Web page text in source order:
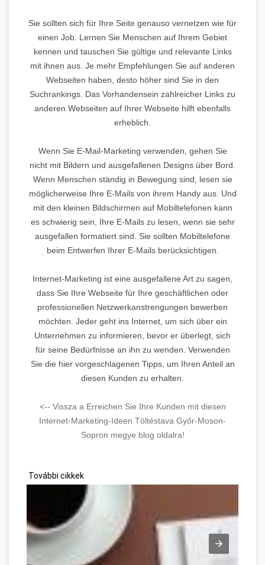
Sie sollten sich für Ihre Seite genauso vernetzen wie für
einen Job. Lernen Sie Menschen auf Ihrem Gebiet
kennen und tauschen Sie gültige und relevante Links
mit ihnen aus. Je mehr Empfehlungen Sie auf anderen
Webseiten haben, desto höher sind Sie in den
Suchrankings. Das Vorhandensein zahlreicher Links zu
anderen Webseiten auf Ihrer Webseite hilft ebenfalls
erheblich.
Wenn Sie E-Mail-Marketing verwenden, gehen Sie
nicht mit Bildern und ausgefallenen Designs über Bord.
Wenn Menschen ständig in Bewegung sind, lesen sie
möglicherweise Ihre E-Mails von ihrem Handy aus. Und
mit den kleinen Bildschirmen auf Mobiltelefonen kann
es schwierig sein, Ihre E-Mails zu lesen, wenn sie sehr
ausgefallen formatiert sind. Sie sollten Mobiltelefone
beim Entwerfen Ihrer E-Mails berücksichtigen.
Internet-Marketing ist eine ausgefallene Art zu sagen,
dass Sie Ihre Webseite für Ihre geschäftlichen oder
professionellen Netzwerkanstrengungen bewerben
möchten. Jeder geht ins Internet, um sich über ein
Unternehmen zu informieren, bevor er überlegt, sich
für seine Bedürfnisse an ihn zu wenden. Verwenden
Sie die hier vorgeschlagenen Tipps, um Ihren Anteil an
diesen Kunden zu erhalten.
<-- Vissza a Erreichen Sie Ihre Kunden mit diesen
Internet-Marketing-Ideen Töltéstava Győr-Moson-
Sopron megye blog oldalra!
További cikkek